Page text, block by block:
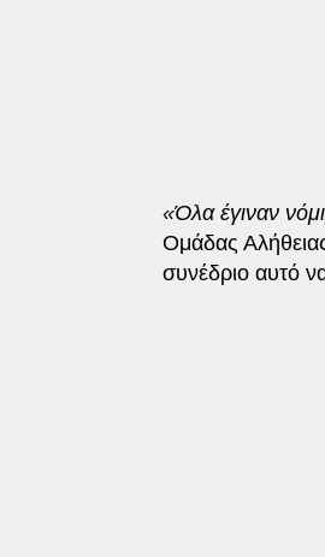
«Όλα έγιναν
Ομάδας
συνέδριο αυτό να